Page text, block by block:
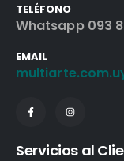
TELÉFONO
Whatsapp 093
EMAIL
Servicios al